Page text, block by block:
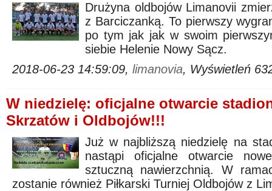
Drużyna oldbojów Limanovii
z Barciczanką. To pierwszy
po tym jak jak w swoim
siebie Helenie Nowy Sącz.
2018-06-23 14:59:09, limanovia, Wyświetleń
W niedzielę: oficjalne otwarcie
Skrzatów i Oldbojów!!!
Już w najbliższą niedzielę na
nastąpi oficjalne otwarcie
sztuczną nawierzchnią. W
zostanie również Piłkarski Turniej Oldbojów z